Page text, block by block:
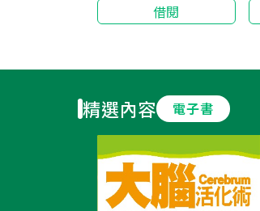
借閱
精選內容 電子書